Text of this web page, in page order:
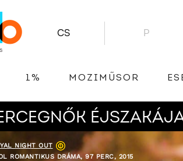
CS P
1% MOZIMŰSOR
NIGHT OUT
ROMANTIKUS DRÁMA, 97 PERC, 2015